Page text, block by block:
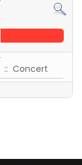
:: Concert